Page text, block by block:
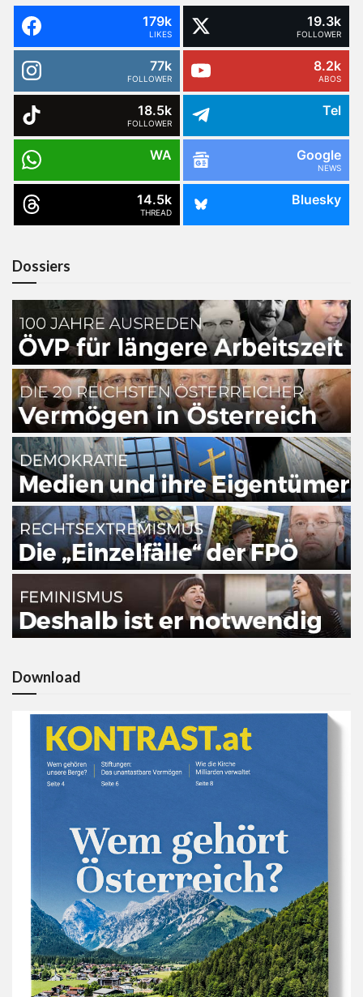
179k
LIKES
19.3k
FOLLOWER
77k
FOLLOWER
8.2k
ABOS
18.5k
FOLLOWER
Tel
WA Google
NEWS
14.5k
THREAD
Bluesky
Dossiers
Download